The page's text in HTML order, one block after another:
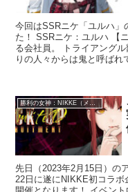
今回はSSRニケ「ユルハ」
た！ SSRニケ：ユルハ 【
る会社員。 トライアング
りの人々からは鬼と呼ばれ
先日（2023年2月15日）の
22日に遂にNIKKE初コラ